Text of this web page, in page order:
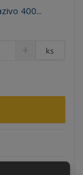
400...
ks